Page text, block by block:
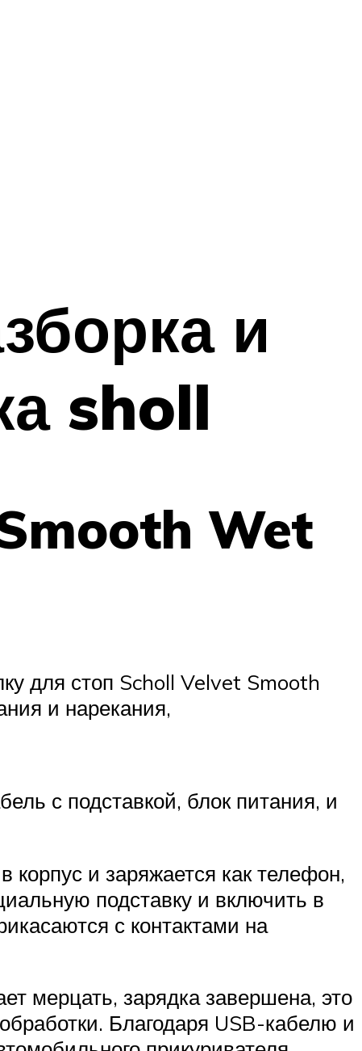
и
sholl
Wet
для стоп Scholl Velvet Smooth
и нарекания,
с подставкой, блок питания, и
корпус и заряжается как телефон,
подставку и включить в
с контактами на
мерцать, зарядка завершена, это
Благодаря USB-кабелю и